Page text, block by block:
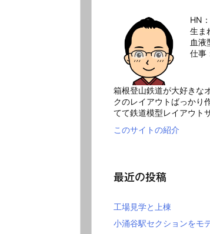
HN
生ま
血液
仕事
箱根登山鉄道が大好きな
クのレイアウトばっかり
てて鉄道模型レイアウト
このサイトの紹介
最近の投稿
工場見学と上棟
小涌谷駅セクションをモ